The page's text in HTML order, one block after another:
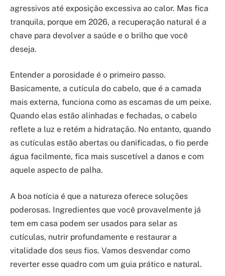
agressivos até exposição excessiva ao calor. Mas fica
tranquila, porque em 2026, a recuperação natural é a
chave para devolver a saúde e o brilho que você
deseja.
Entender a porosidade é o primeiro passo.
Basicamente, a cutícula do cabelo, que é a camada
mais externa, funciona como as escamas de um peixe.
Quando elas estão alinhadas e fechadas, o cabelo
reflete a luz e retém a hidratação. No entanto, quando
as cutículas estão abertas ou danificadas, o fio perde
água facilmente, fica mais suscetível a danos e com
aquele aspecto de palha.
A boa notícia é que a natureza oferece soluções
poderosas. Ingredientes que você provavelmente já
tem em casa podem ser usados para selar as
cutículas, nutrir profundamente e restaurar a
vitalidade dos seus fios. Vamos desvendar como
reverter esse quadro com um guia prático e natural.